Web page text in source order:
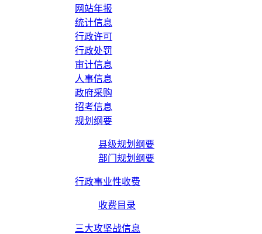
网站年报
统计信息
行政许可
行政处罚
审计信息
人事信息
政府采购
招考信息
规划纲要
县级规划纲要
部门规划纲要
行政事业性收费
收费目录
三大攻坚战信息